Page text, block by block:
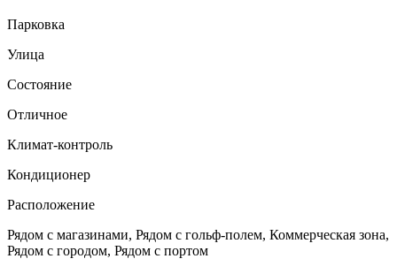
Парковка
Улица
Состояние
Отличное
Климат-контроль
Кондиционер
Расположение
Рядом с магазинами, Рядом с гольф-полем, Коммерческая зона,
Рядом с городом, Рядом с портом